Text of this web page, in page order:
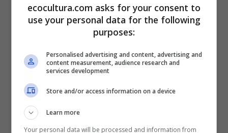
Zanahoria mediana 1
420 gramos de frijoles (porotos, alubias,
judías) rojos sin sal y sin azúcar
75 gramos de semillas de girasol o
sésamo
2 cucharaditas de caldo de verduras
Primero debes preparar los ingredientes. Pica la
ecocultura.com asks for your consent to
use your personal data for the following
purposes:
Personalised advertising and content, advertising and
content measurement, audience research and
services development
Store and/or access information on a device
Learn more
Your personal data will be processed and information from